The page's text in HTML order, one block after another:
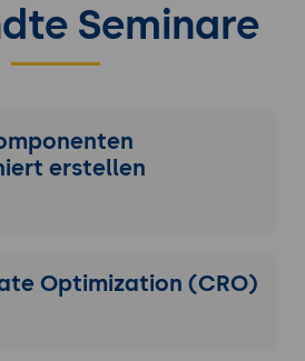
Seminare
erstellen
Optimization (CRO)